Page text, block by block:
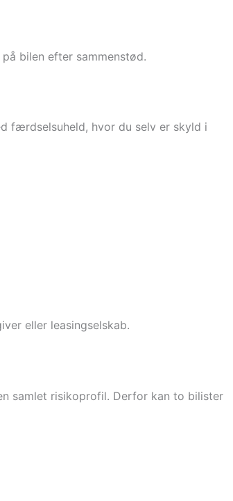
bilen efter sammenstød.
færdselsuheld, hvor du selv er skyld i
eller leasingselskab.
samlet risikoprofil. Derfor kan to bilister